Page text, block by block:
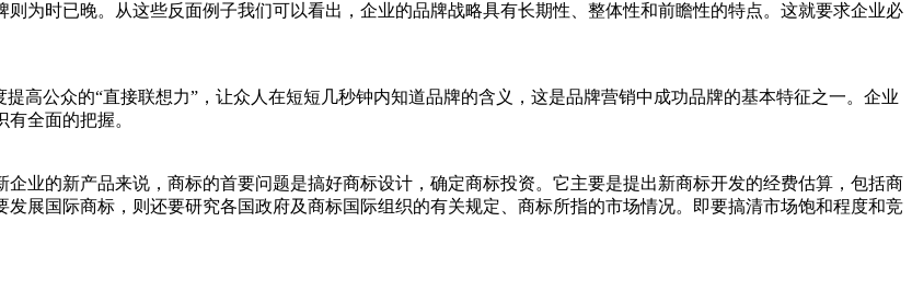
为时已晚。从这些反面例子我们可以看出，企业的品牌战略具有长期性、整体性和前瞻性的特点。这就要求企业必
高公众的“直接联想力”，让众人在短短几秒钟内知道品牌的含义，这是品牌营销中成功品牌的基本特征之一。企业
全面的把握。
业的新产品来说，商标的首要问题是搞好商标设计，确定商标投资。它主要是提出新商标开发的经费估算，包括商
展国际商标，则还要研究各国政府及商标国际组织的有关规定、商标所指的市场情况。即要搞清市场饱和程度和竞